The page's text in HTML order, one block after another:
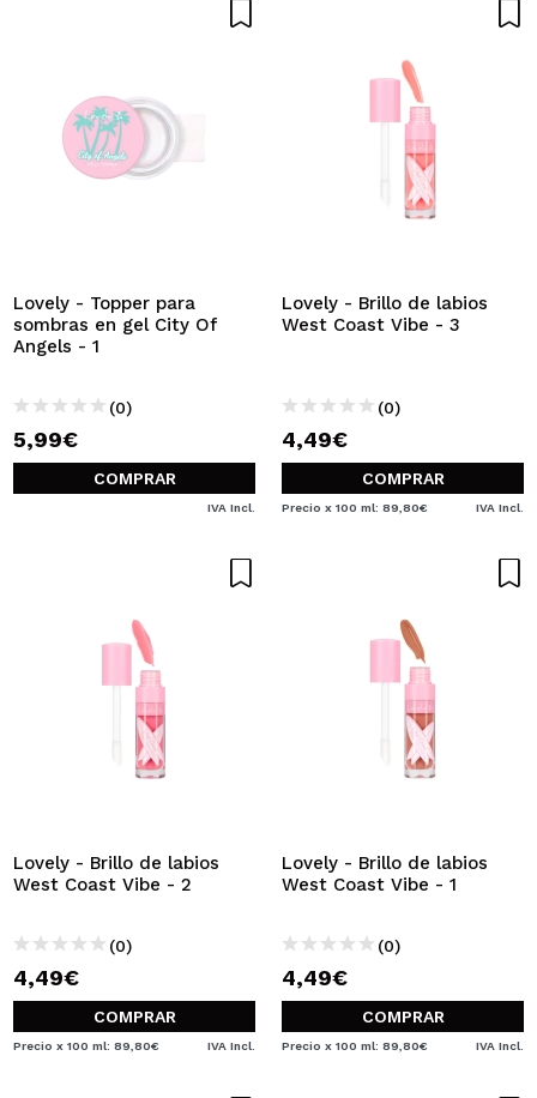
Lovely - Topper para
sombras en gel City Of
Angels - 1
(0)
5,99€
COMPRAR
IVA Incl.
Lovely - Brillo de labios
West Coast Vibe - 3
(0)
4,49€
COMPRAR
Precio x 100 ml: 89,80€ IVA Incl.
Lovely - Brillo de labios
West Coast Vibe - 2
(0)
4,49€
COMPRAR
Precio x 100 ml: 89,80€ IVA Incl.
Lovely - Brillo de labios
West Coast Vibe - 1
(0)
4,49€
COMPRAR
Precio x 100 ml: 89,80€ IVA Incl.